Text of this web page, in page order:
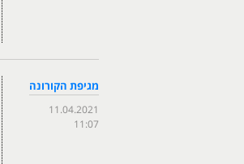
מגיפת הקורונה
11.04.2021
11:07